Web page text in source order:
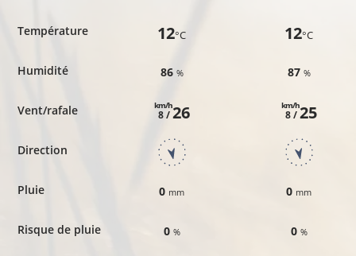
Température
Humidité
Vent/rafale
Direction
Pluie
Risque de pluie
12°C
86 %
8 /
km/h26
0 mm
0 %
12°C
87 %
8 /
km/h25
0 mm
0 %